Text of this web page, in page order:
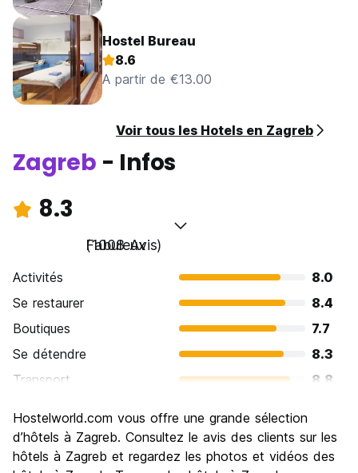
Hostel Bureau
8.6
A partir de €13.00
Voir tous les Hotels en Zagreb
Zagreb - Infos
8.3
Fabuleux
(1008 Avis)
Activités
8.0
Se restaurer
8.4
Boutiques
7.7
Se détendre
8.3
Transport
8.8
Culture
8.5
Sortir le soir / faire la fête
7.9
Hostelworld.com vous offre une grande sélection
d’hôtels à Zagreb. Consultez le avis des clients sur les
hôtels à Zagreb et regardez les photos et vidéos des